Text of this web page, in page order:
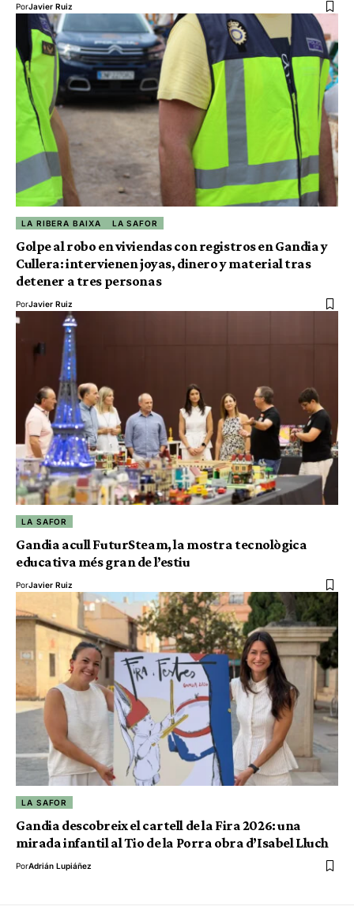
PorJavier Ruiz
LA RIBERA BAIXA LA SAFOR
Golpe al robo en viviendas con registros en Gandia y
Cullera: intervienen joyas, dinero y material tras
detener a tres personas
PorJavier Ruiz
LA SAFOR
Gandia acull FuturSteam, la mostra tecnològica
educativa més gran de l’estiu
PorJavier Ruiz
LA SAFOR
Gandia descobreix el cartell de la Fira 2026: una
mirada infantil al Tio de la Porra obra d’Isabel Lluch
PorAdrián Lupiáñez